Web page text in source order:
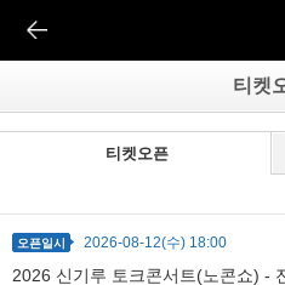
티켓
티켓오픈
오픈일시 2026-08-12(수) 18:00
2026 신기루 토크콘서트(노콘쇼) -